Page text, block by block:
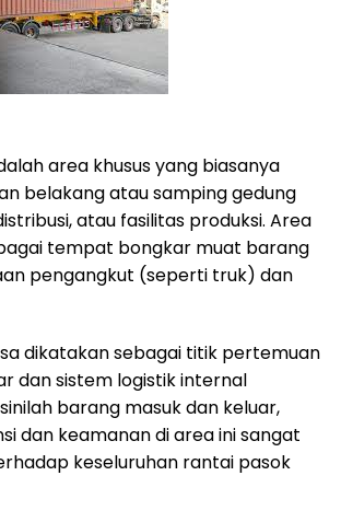
area khusus yang biasanya
belakang atau samping gedung
atau fasilitas produksi. Area
tempat bongkar muat barang
pengangkut (seperti truk) dan
dikatakan sebagai titik pertemuan
dan sistem logistik internal
barang masuk dan keluar,
dan keamanan di area ini sangat
keseluruhan rantai pasok